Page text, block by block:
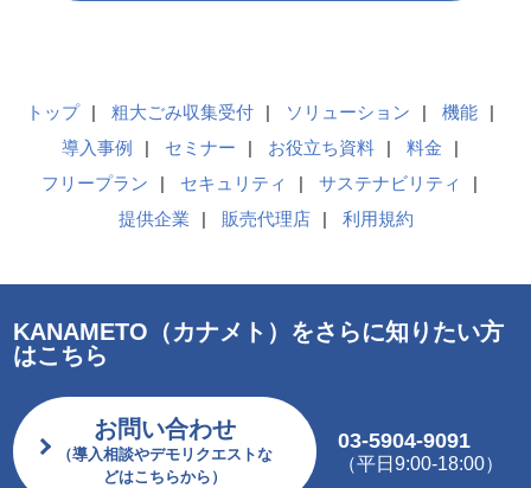
トップ 粗大ごみ収集受付 ソリューション
機能
導入事例
セミナー お役立ち資料
料金
フリープラン
セキュリティ
サステナビリティ
提供企業
販売代理店 利用規約
KANAMETO（カナメト）をさらに知りたい方
はこちら
お問い合わせ
（導入相談やデモリクエストな
どはこちらから）
03-5904-9091
（平日9:00-18:00）